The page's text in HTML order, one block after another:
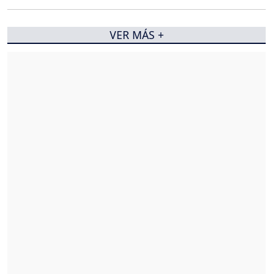
VER MÁS +